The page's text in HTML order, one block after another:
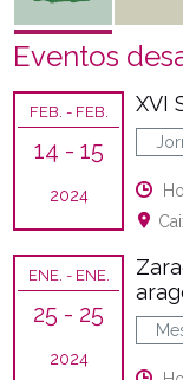
Eventos
FEB. - FEB.
14 - 15
2024
XVI
ENE. - ENE.
25 - 25
2024